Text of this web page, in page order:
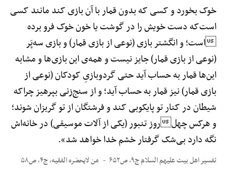
خوک بخورد و کسی که بدون قمار با آن بازی کند مانند کسی
است‌که دست خویش را در گوشت یا خون خوک فرو برده
است؛ و انگشتر بازی (نوعی از بازی قمار) و بازی سه‌پَر
(نوعی از بازی قمار) جایز نیست و همه‌ی این بازی‌ها و مشابه
این‌ها قمار به حساب آید حتی گردوبازیِ کودکان (نوعی از
بازی قمار) نیز قمار به حساب آید؛ و از سنج‌زنی بپرهیز چراکه
شیطان در کنار تو پایکوبی کند و فرشتگان از تو گریزان شوند؛
و هرکس چهلروز تنبور (یکی از آلات موسیقی) در خانه‌اش
نگه دارد بی‌شک گرفتار خشم خدا خواهد شد».
تفسیر اهل بیت علیهم السلام ج۹، ص۶۵۲ من لایحضره الفقیه، ج۴، ص۵۸